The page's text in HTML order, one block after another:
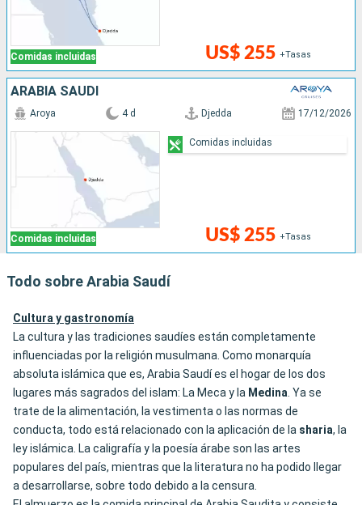
Comidas incluidas US$ 255 +Tasas
ARABIA SAUDÍ
Comidas incluidas
Aroya 4 d Djedda 17/12/2026
US$ 255 +Tasas
Comidas incluidas
Todo sobre Arabia Saudí
Cultura y gastronomía
La cultura y las tradiciones saudíes están completamente
influenciadas por la religión musulmana. Como monarquía
absoluta islámica que es, Arabia Saudí es el hogar de los dos
lugares más sagrados del islam: La Meca y la Medina. Ya se
trate de la alimentación, la vestimenta o las normas de
conducta, todo está relacionado con la aplicación de la sharia, la
ley islámica. La caligrafía y la poesía árabe son las artes
populares del país, mientras que la literatura no ha podido llegar
a desarrollarse, sobre todo debido a la censura.